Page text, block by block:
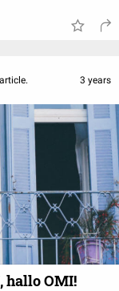
3 years
hallo OMI!